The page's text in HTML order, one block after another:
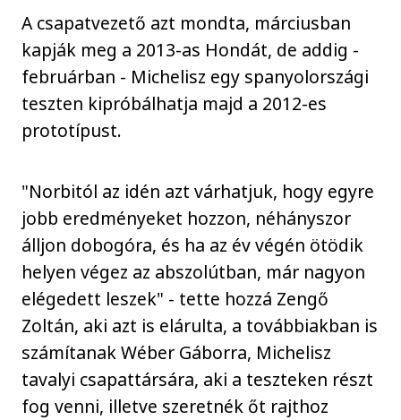
A csapatvezető azt mondta, márciusban
kapják meg a 2013-as Hondát, de addig -
februárban - Michelisz egy spanyolországi
teszten kipróbálhatja majd a 2012-es
prototípust.
"Norbitól az idén azt várhatjuk, hogy egyre
jobb eredményeket hozzon, néhányszor
álljon dobogóra, és ha az év végén ötödik
helyen végez az abszolútban, már nagyon
elégedett leszek" - tette hozzá Zengő
Zoltán, aki azt is elárulta, a továbbiakban is
számítanak Wéber Gáborra, Michelisz
tavalyi csapattársára, aki a teszteken részt
fog venni, illetve szeretnék őt rajthoz